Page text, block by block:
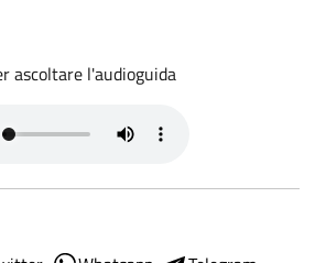
ascoltare l'audioguida